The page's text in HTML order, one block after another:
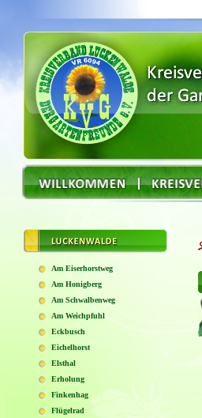
Am Eiserhorstweg
Am Honigberg
Am Schwalbenweg
Am Weichpfuhl
Eckbusch
Eichelhorst
Elsthal
Erholung
Finkenhag
Flügelrad